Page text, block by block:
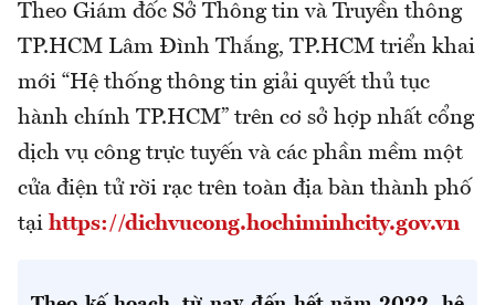
Theo Giám đốc Sở Thông tin và Truyền thông
TP.HCM Lâm Đình Thắng, TP.HCM triển khai
mới “Hệ thống thông tin giải quyết thủ tục
hành chính TP.HCM” trên cơ sở hợp nhất cổng
dịch vụ công trực tuyến và các phần mềm một
cửa điện tử rời rạc trên toàn địa bàn thành phố
tại https://dichvucong.hochiminhcity.gov.vn